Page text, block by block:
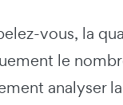
vous, la
le
analyser